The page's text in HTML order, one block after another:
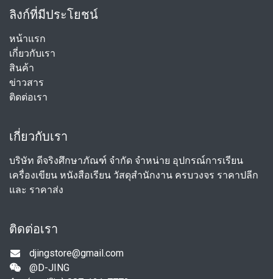
ลิงก์ที่มีประโยชน์
หน้าแรก
เกี่ยวกับเรา
สินค้า
ข่าวสาร
ติดต่อเรา
เกี่ยวกับเรา
บริษัท ดีจริงศึกษาภัณฑ์ จำกัด จำหน่าย อุปกรณ์การเรียน
เครื่องเขียน หนังสือเรียน วัสดุสำนักงาน ครบวงจร ราคาปลีก
และ ราคาส่ง
ติดต่อเรา
djingstore@gmail.com
@D-JING